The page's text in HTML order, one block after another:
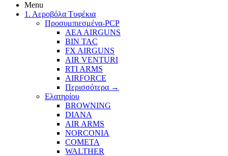
Menu
1. Αεροβόλα Τυφέκια
Προσυμπιεσμένα-PCP
AEA AIRGUNS
BIN TAC
FX AIRGUNS
AIR VENTURI
RTI ARMS
AIRFORCE
Περισσότερα →
Ελατηρίου
BROWNING
DIANA
AIR ARMS
NORCONIA
COMETA
WALTHER